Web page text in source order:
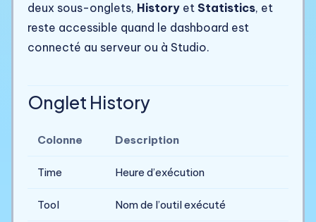
deux sous-onglets, History et Statistics, et
reste accessible quand le dashboard est
connecté au serveur ou à Studio.
Onglet History
Colonne Description
Time Heure d’exécution
Tool Nom de l’outil exécuté